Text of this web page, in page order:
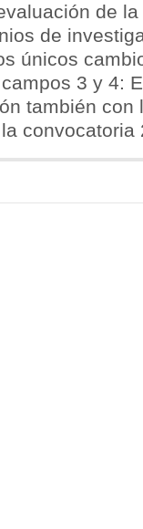
de
de
únicos
3 y 4:
también